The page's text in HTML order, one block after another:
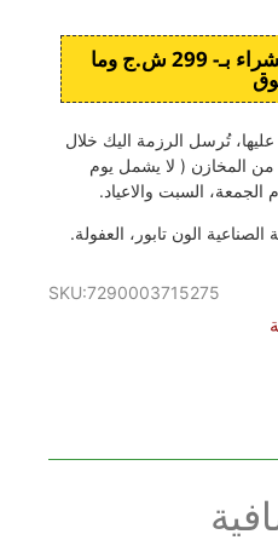
إرسالية مجانية عند الشراء بـ- 299 ش.ج وما
عليها، تُرسل الرزمة اليك خلال
من المخازن ( لا يشمل يوم
الجمعة، السبت والاعياد.
الصناعية الون تابور، العفولة.
SKU:7290003715275